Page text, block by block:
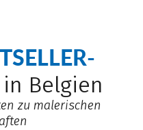
in Belgien
zu malerischen